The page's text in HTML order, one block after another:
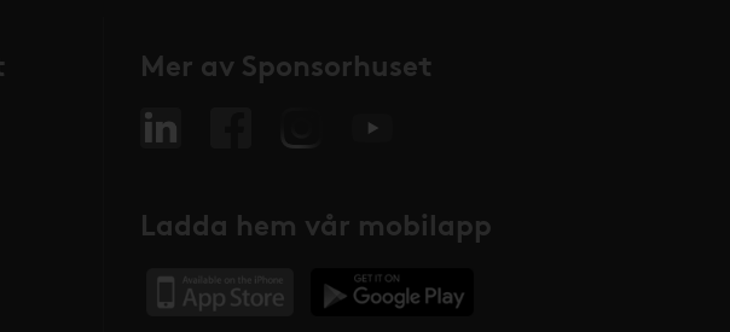
Mer av Sponsorhuset
Ladda hem vår mobilapp